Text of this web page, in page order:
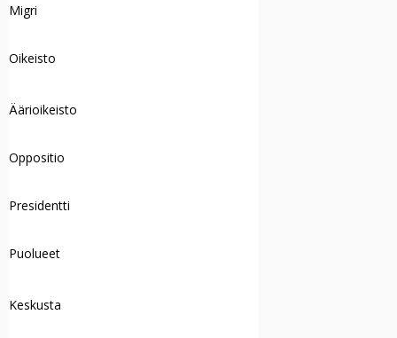
Migri
Oikeisto
Äärioikeisto
Oppositio
Presidentti
Puolueet
Keskusta